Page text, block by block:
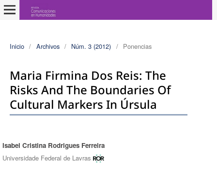
Inicio / Archivos / Núm. 3 (2012) / Ponencias
Maria Firmina Dos Reis: The
Risks And The Boundaries Of
Cultural Markers In Úrsula
Autores/as
Isabel Cristina Rodrigues Ferreira
Universidade Federal de Lavras